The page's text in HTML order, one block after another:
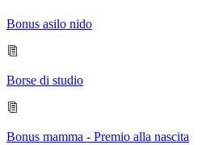
Bonus asilo nido
Borse di studio
Bonus mamma - Premio alla nascita